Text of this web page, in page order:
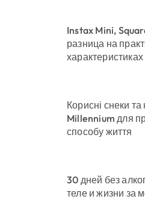
Instax Mini,
разница на
характеристиках
Корисні снеки
Millennium для
способу життя
30 дней без
теле и жизни за